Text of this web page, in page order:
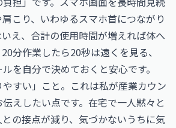
こり、いわゆるスマホ首につながり
え、合計の使用時間が増えれば体へ
分作業したら20秒は遠くを見る、
を自分で決めておくと安心です。
すい」こと。これは私が産業カウン
えしたい点です。在宅で一人黙々と
の接点が減り、気づかないうちに気